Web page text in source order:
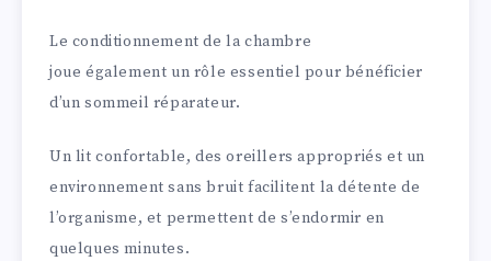
Le conditionnement de la chambre
joue également un rôle essentiel pour bénéficier
d’un sommeil réparateur.
Un lit confortable, des oreillers appropriés et un
environnement sans bruit facilitent la détente de
l’organisme, et permettent de s’endormir en
quelques minutes.